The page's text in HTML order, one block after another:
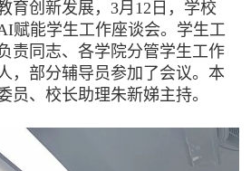
育创新发展，3月12日，学校
赋能学生工作座谈会。学生工
责同志、各学院分管学生工作
，部分辅导员参加了会议。本
员、校长助理朱新娣主持。